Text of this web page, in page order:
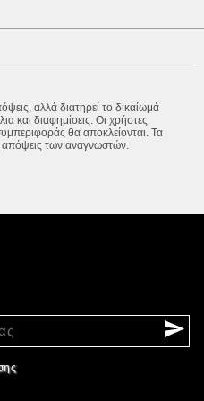
αλλά διατηρεί το δικαίωμά
και διαφημίσεις. Οι χρήστες
θα αποκλείονται. Τα
απόψεις των αναγνωστών.